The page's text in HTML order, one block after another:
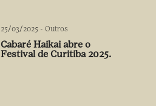
25/03/2025 - Outros
Cabaré Haikai abre o
Festival de Curitiba 2025.